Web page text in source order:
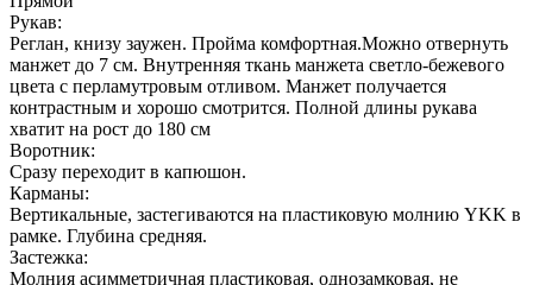
Рукав:
Реглан, книзу заужен. Пройма комфортная.Можно отвернуть
манжет до 7 см. Внутренняя ткань манжета светло-бежевого
цвета с перламутровым отливом. Манжет получается
контрастным и хорошо смотрится. Полной длины рукава
хватит на рост до 180 см
Воротник:
Сразу переходит в капюшон.
Карманы:
Вертикальные, застегиваются на пластиковую молнию YKK в
рамке. Глубина средняя.
Застежка:
Молния асимметричная пластиковая, однозамковая, не